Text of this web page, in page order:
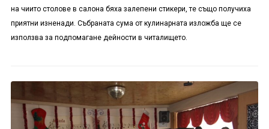
на чиито столове в салона бяха залепени стикери, те също получиха
приятни изненади. Събраната сума от кулинарната изложба ще се
използва за подпомагане дейности в читалището.